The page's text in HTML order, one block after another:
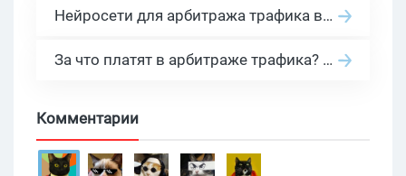
Нейросети для арбитража трафика в 2026: инструменты, кейсы и AI-медиабайеры
За что платят в арбитраже трафика? 30 моделей оплаты в бурж и СНГ партнерках
Комментарии